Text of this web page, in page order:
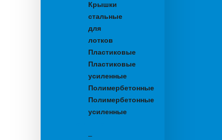
Крышки
стальные
для
лотков
Пластиковые
Пластиковые
усиленные
Полимербетонные
Полимербетонные
усиленные
–